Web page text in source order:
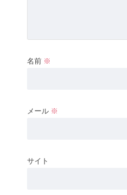
名前 ※
メール ※
サイト